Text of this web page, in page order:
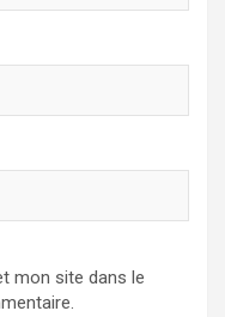
mon site dans le